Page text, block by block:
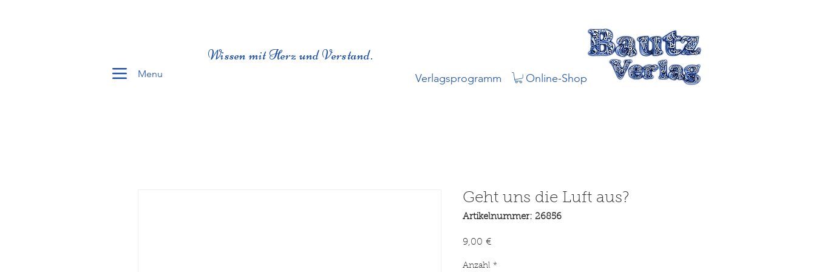
Menu
Wissen mit Herz und Verstand.
Verlagsprogramm Online-Shop
Geht uns die Luft aus?
Artikelnummer: 26856
9,00 €Preis
Anzahl *